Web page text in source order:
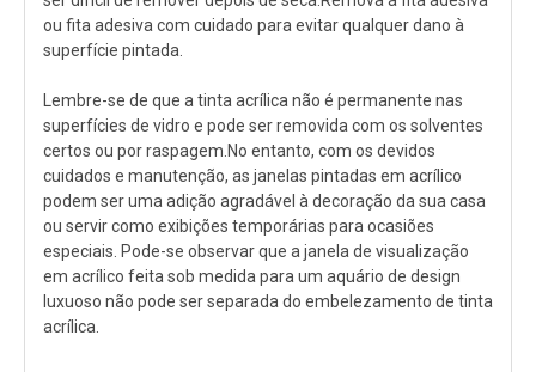
ou fita adesiva com cuidado para evitar qualquer dano à
superfície pintada.
Lembre-se de que a tinta acrílica não é permanente nas
superfícies de vidro e pode ser removida com os solventes
certos ou por raspagem.No entanto, com os devidos
cuidados e manutenção, as janelas pintadas em acrílico
podem ser uma adição agradável à decoração da sua casa
ou servir como exibições temporárias para ocasiões
especiais. Pode-se observar que a janela de visualização
em acrílico feita sob medida para um aquário de design
luxuoso não pode ser separada do embelezamento de tinta
acrílica.